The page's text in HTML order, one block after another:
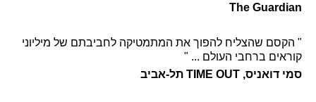
The Guardian
" הקסם שהצליח להפוך את המתמטיקה לחביבתם של מיליוני
קוראים ברחבי העולם ... "
סמי דואניס, TIME OUT תל-אביב